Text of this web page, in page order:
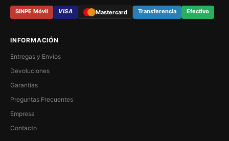
SINPE Móvil VISA Mastercard Transferencia Efectivo
INFORMACIÓN
Entregas y Envíos
Devoluciones
Garantías
Preguntas Frecuentes
Empresa
Contacto